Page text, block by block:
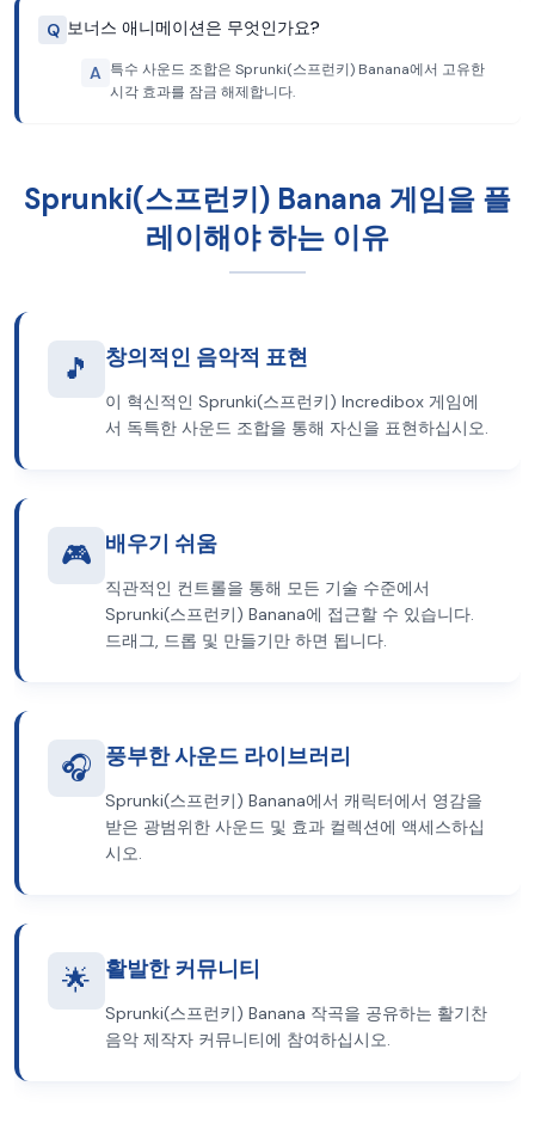
Q 보너스 애니메이션은 무엇인가요?
A 특수 사운드 조합은 Sprunki(스프런키) Banana에서 고유한
시각 효과를 잠금 해제합니다.
Sprunki(스프런키) Banana 게임을 플
레이해야 하는 이유
🎵 창의적인 음악적 표현
이 혁신적인 Sprunki(스프런키) Incredibox 게임에
서 독특한 사운드 조합을 통해 자신을 표현하십시오.
🎮 배우기 쉬움
직관적인 컨트롤을 통해 모든 기술 수준에서
Sprunki(스프런키) Banana에 접근할 수 있습니다.
드래그, 드롭 및 만들기만 하면 됩니다.
🎧 풍부한 사운드 라이브러리
Sprunki(스프런키) Banana에서 캐릭터에서 영감을
받은 광범위한 사운드 및 효과 컬렉션에 액세스하십
시오.
🌟 활발한 커뮤니티
Sprunki(스프런키) Banana 작곡을 공유하는 활기찬
음악 제작자 커뮤니티에 참여하십시오.